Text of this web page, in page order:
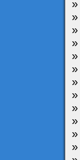
»